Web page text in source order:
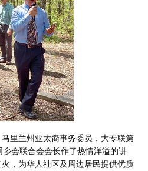
里兰州亚太裔事务委员，大专联第
会联合会会长作了热情洋溢的讲
，为华人社区及周边居民提供优质